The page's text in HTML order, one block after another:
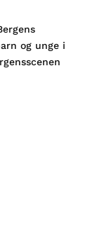
og unge i